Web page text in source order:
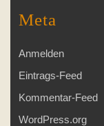
Meta
Anmelden
Eintrags-Feed
Kommentar-Feed
WordPress.org